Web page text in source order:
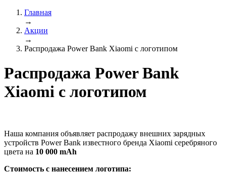
Главная
→
Акции
→
Распродажа Power Bank Xiaomi с логотипом
Распродажа Power Bank
Xiaomi с логотипом
Наша компания объявляет распродажу внешних зарядных
устройств Power Bank известного бренда Xiaomi серебряного
цвета на 10 000 mAh
Стоимость с нанесением логотипа: